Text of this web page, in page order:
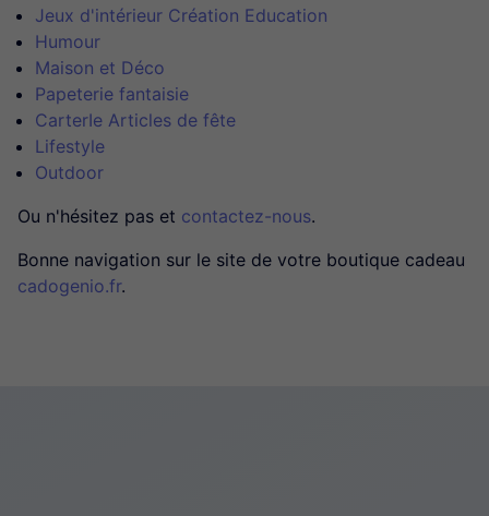
Jeux d'intérieur Création Education
Humour
Maison et Déco
Papeterie fantaisie
CarterIe Articles de fête
Lifestyle
Outdoor
Ou n'hésitez pas et contactez-nous.
Bonne navigation sur le site de votre boutique cadeau
cadogenio.fr.